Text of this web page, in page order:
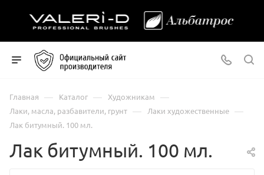
Главная — Каталог — Художникам —
Лаки, масла, разбавители, грунт — Лаки художественные —
Лак битумный. 100 мл.
Лак битумный. 100 мл.